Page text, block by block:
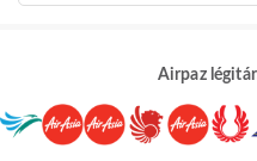
Airpaz